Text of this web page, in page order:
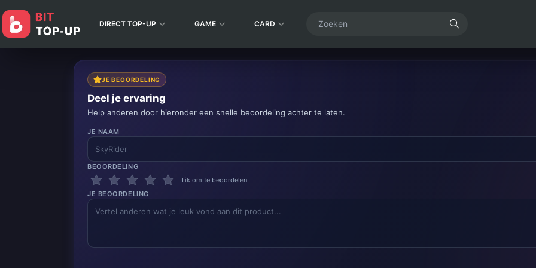
DIRECT TOP-UP GAME CARD
JE BEOORDELING
Deel je ervaring
Help anderen door hieronder een snelle beoordeling achter te laten.
JE NAAM
BEOORDELING
Tik om te beoordelen
JE BEOORDELING